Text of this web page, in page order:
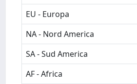
EU - Europa
NA - Nord America
SA - Sud America
AF - Africa